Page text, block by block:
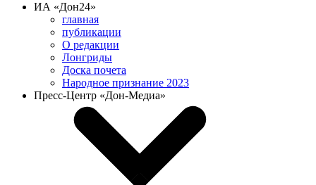
ИА «Дон24»
главная
публикации
О редакции
Лонгриды
Доска почета
Народное признание 2023
Пресс-Центр «Дон-Медиа»